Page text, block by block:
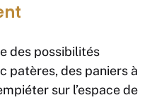
des possibilités
patères, des paniers à
sur l’espace de